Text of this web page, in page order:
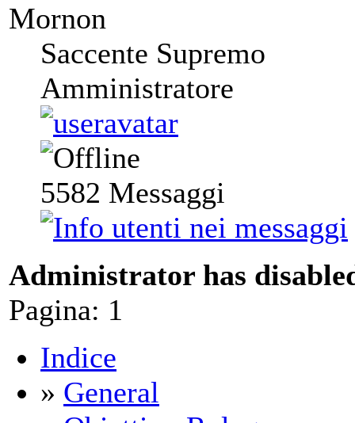
Mornon
Saccente Supremo
Amministratore
5582 Messaggi
Administrator has
Pagina: 1
Indice
» General